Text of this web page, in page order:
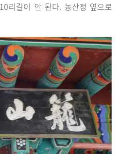
리길이 안 된다. 농산정 옆으로